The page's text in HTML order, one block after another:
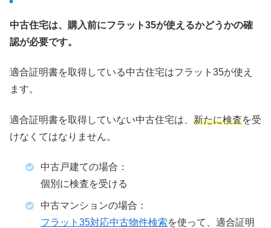
中古住宅は、購入前にフラット35が使えるかどうかの確
認が必要です。
適合証明書を取得している中古住宅はフラット35が使え
ます。
適合証明書を取得していない中古住宅は、 新たに検査を受
けなくてはなりません。
中古戸建ての場合：
個別に検査を受ける
中古マンションの場合：
フラット35対応中古物件検索を使って、適合証明